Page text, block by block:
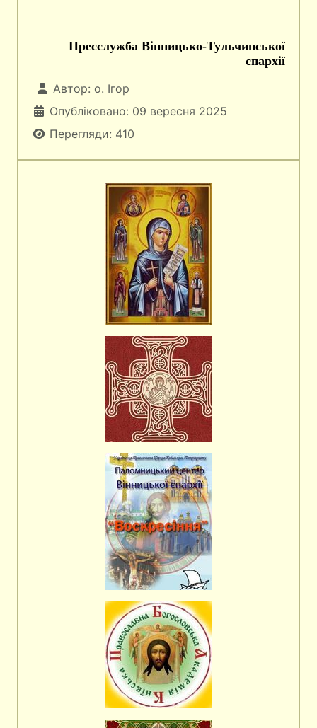
Пресслужба Вінницько-Тульчинської
єпархії
Автор: о. Ігор
Опубліковано: 09 вересня 2025
Перегляди: 410